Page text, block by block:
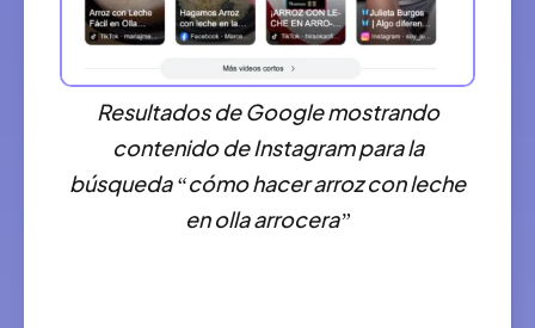
Resultados de Google mostrando
contenido de Instagram para la
búsqueda “cómo hacer arroz con leche
en olla arrocera”